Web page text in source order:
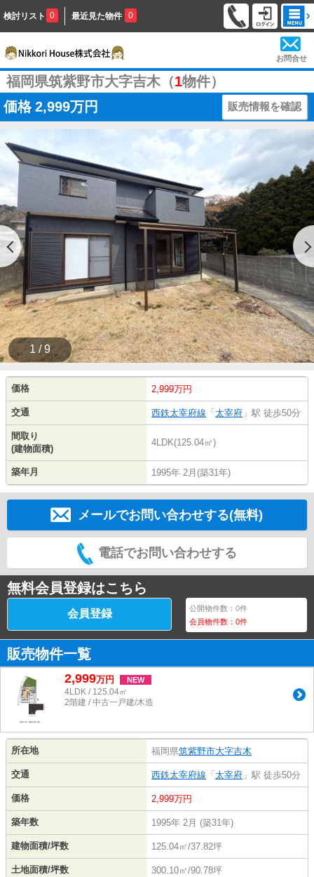
検討リスト 0 最近見た物件 0
お問合せ
福岡県筑紫野市大字吉木（1物件）
価格 2,999万円 販売情報を確認
1 / 9
価格 2,999万円
交通 西鉄太宰府線 「 太宰府 」駅 徒歩50分
間取り
(建物面積)
4LDK(125.04㎡)
築年月 1995年 2月(築31年)
メールでお問い合わせする(無料)
電話でお問い合わせする
無料会員登録はこちら
会員登録 公開物件数：0件
会員物件数：0件
販売物件一覧
2,999万円 NEW
4LDK / 125.04㎡
2階建 / 中古一戸建/木造
所在地 福岡県筑紫野市大字吉木
交通 西鉄太宰府線 「 太宰府 」駅 徒歩50分
価格 2,999万円
築年数 1995年 2月 (築31年)
建物面積/坪数 125.04㎡/37.82坪
土地面積/坪数 300.10㎡/90.78坪